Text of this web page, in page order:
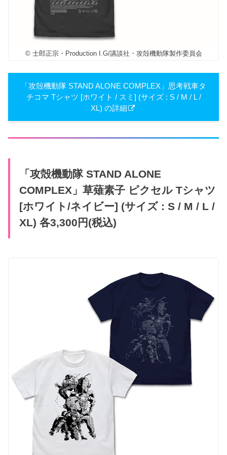
© 士郎正宗・Production I.G/講談社・攻殻機動隊製作委員会
「攻殻機動隊 STAND ALONE COMPLEX」思考戦車タ
チコマ Tシャツ [ホワイト / スミ] (サイズ : S / M / L /
XL) の詳細
「攻殻機動隊 STAND ALONE
COMPLEX」草薙素子 ピクセル Tシャツ
[ホワイト/ネイビー] (サイズ : S / M / L /
XL) 各3,300円(税込)